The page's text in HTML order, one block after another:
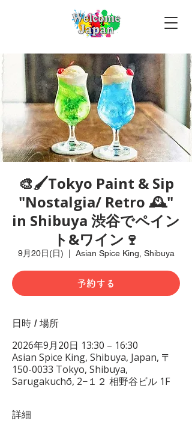
🎨🖌Tokyo Paint & Sip
"Nostalgia/ Retro 🕰️"
in Shibuya 渋谷でペイン
ト&ワイン🍷
9月20日(日) Asian Spice King, Shibuya
予約する
日時 / 場所
2026年9月20日 13:30 – 16:30
Asian Spice King, Shibuya, Japan, 〒
150-0033 Tokyo, Shibuya,
Sarugakuchō, 2−１２ 相野谷ビル 1F
詳細